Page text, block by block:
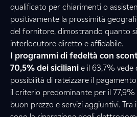
qualificato per chiarimenti o
positivamente la prossimità
del fornitore, dimostrando quanto
interlocutore diretto e affidabile.
I programmi di fedeltà con
70,5% dei siciliani e il 63,7% vede
possibilità di rateizzare il
il criterio predominante per il 77,9%
buon prezzo e servizi aggiuntivi. Tra